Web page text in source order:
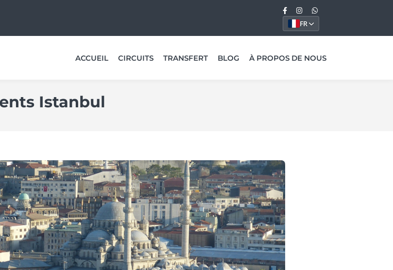
FR
ACCUEIL CIRCUITS TRANSFERT BLOG À PROPOS DE NOUS
Istanbul